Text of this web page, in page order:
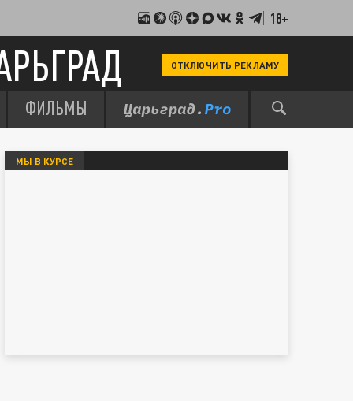
18+
ОТКЛЮЧИТЬ РЕКЛАМУ
ФИЛЬМЫ
МЫ В КУРСЕ